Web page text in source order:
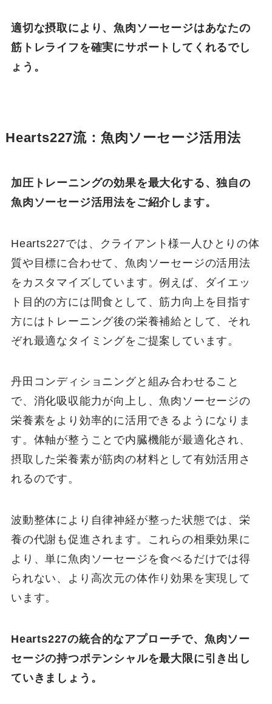
適切な摂取により、魚肉ソーセージはあなたの
筋トレライフを確実にサポートしてくれるでし
ょう。
Hearts227流：魚肉ソーセージ活用法
加圧トレーニングの効果を最大化する、独自の
魚肉ソーセージ活用法をご紹介します。
Hearts227では、クライアント様一人ひとりの体
質や目標に合わせて、魚肉ソーセージの活用法
をカスタマイズしています。例えば、ダイエッ
ト目的の方には間食として、筋力向上を目指す
方にはトレーニング後の栄養補給として、それ
ぞれ最適なタイミングをご提案しています。
丹田コンディショニングと組み合わせること
で、消化吸収能力が向上し、魚肉ソーセージの
栄養素をより効率的に活用できるようになりま
す。体軸が整うことで内臓機能が最適化され、
摂取した栄養素が筋肉の材料として有効活用さ
れるのです。
波動整体により自律神経が整った状態では、栄
養の代謝も促進されます。これらの相乗効果に
より、単に魚肉ソーセージを食べるだけでは得
られない、より高次元の体作り効果を実現して
います。
Hearts227の統合的なアプローチで、魚肉ソー
セージの持つポテンシャルを最大限に引き出し
ていきましょう。